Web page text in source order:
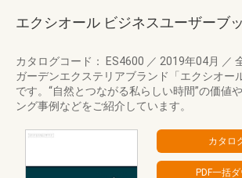
エクシオール ビジネスユーザーブ
カタログコード： ES4600 ／ 2019年04月 ／
ガーデンエクステリアブランド「エクシオー
です。“自然とつながる私らしい時間”の価値
ング事例などをご紹介しています。